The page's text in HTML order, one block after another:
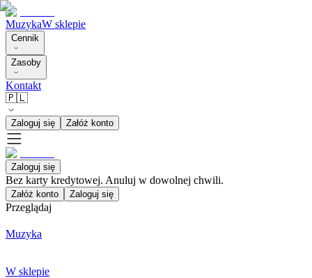
MuzykaW sklepie
Cennik
Zasoby
Kontakt
🇵🇱
Zaloguj się Załóż konto
Zaloguj się
Bez karty kredytowej. Anuluj w dowolnej chwili.
Załóż konto Zaloguj się
Przeglądaj
Muzyka
W sklepie